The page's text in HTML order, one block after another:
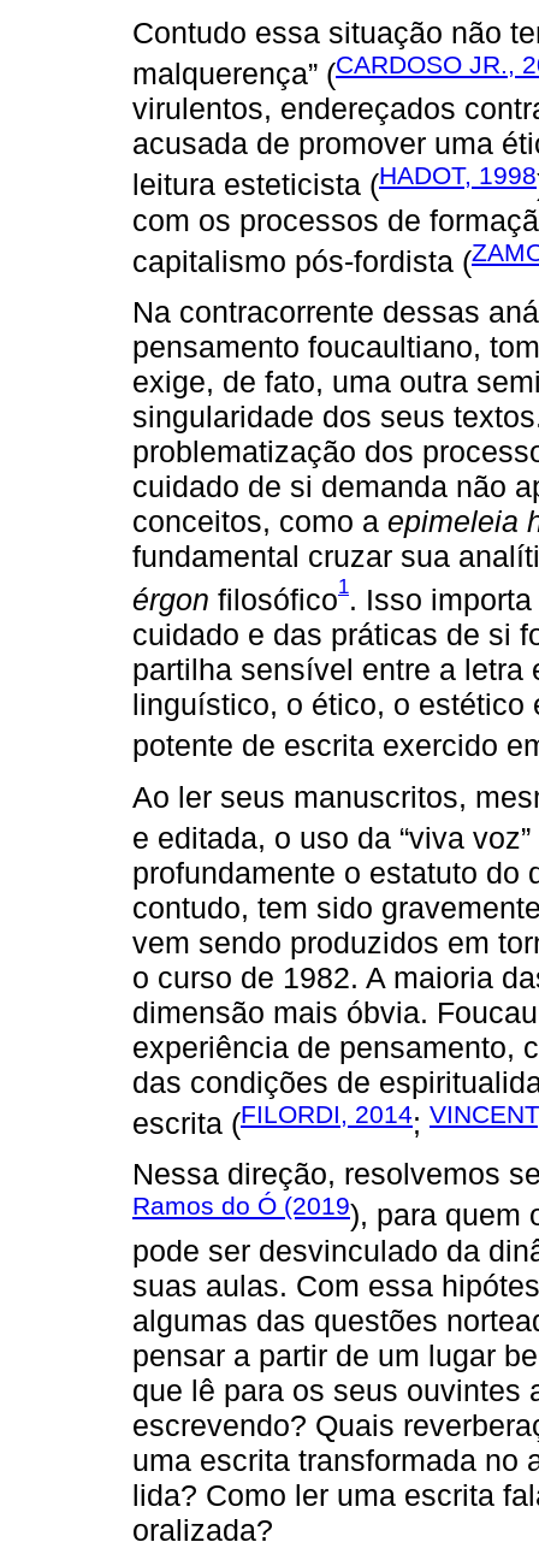
Contudo essa situação não
malquerença” (CARDOSO JR.,
virulentos, endereçados
acusada de promover uma
leitura esteticista (HADOT, 1998
com os processos de
capitalismo pós-fordista (
Na contracorrente dessas
pensamento foucaultiano,
exige, de fato, uma outra
singularidade dos seus
problematização dos
cuidado de si demanda não
conceitos, como a epimeleia
fundamental cruzar sua
érgon filosófico1. Isso
cuidado e das práticas de si
partilha sensível entre a letra
linguístico, o ético, o estético
potente de escrita exercido
Ao ler seus manuscritos,
e editada, o uso da “viva voz”
profundamente o estatuto do
contudo, tem sido
vem sendo produzidos em
o curso de 1982. A maioria
dimensão mais óbvia.
experiência de pensamento,
das condições de
escrita (FILORDI, 2014;
Nessa direção, resolvemos
Ramos do Ó (2019), para quem
pode ser desvinculado da
suas aulas. Com essa
algumas das questões
pensar a partir de um lugar
que lê para os seus ouvintes
escrevendo? Quais
uma escrita transformada no
lida? Como ler uma escrita
oralizada?